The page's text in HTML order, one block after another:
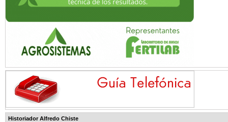
Historiador Alfredo Chiste